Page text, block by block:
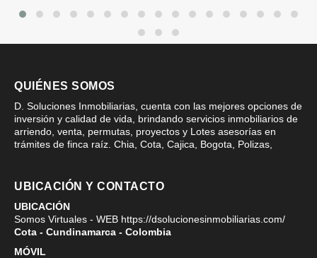
QUIÉNES SOMOS
D. Soluciones Inmobiliarias, cuenta con las mejores opciones de
inversión y calidad de vida, brindando servicios inmobiliarios de
arriendo, venta, permutas, proyectos y Lotes asesorías en
trámites de finca raíz. Chia, Cota, Cajica, Bogota, Polizas,
UBICACIÓN Y CONTACTO
UBICACIÓN
Somos Virtuales - WEB https://dsolucionesinmobiliarias.com/
Cota - Cundinamarca - Colombia
MÓVIL